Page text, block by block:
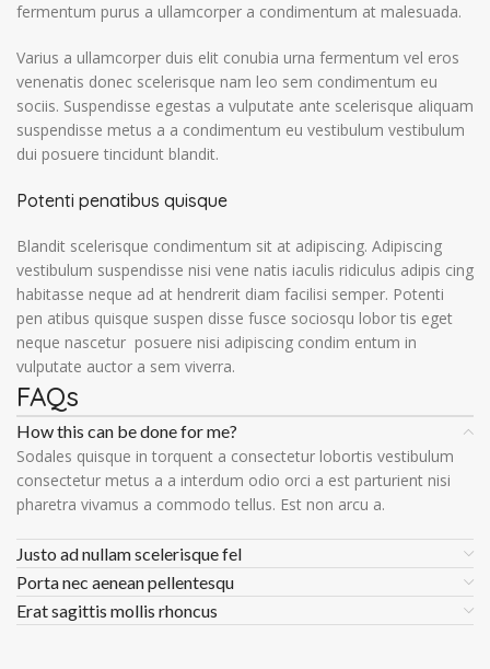
fermentum purus a ullamcorper a condimentum at malesuada.
Varius a ullamcorper duis elit conubia urna fermentum vel eros
venenatis donec scelerisque nam leo sem condimentum eu
sociis. Suspendisse egestas a vulputate ante scelerisque aliquam
suspendisse metus a a condimentum eu vestibulum vestibulum
dui posuere tincidunt blandit.
Potenti penatibus quisque
Blandit scelerisque condimentum sit at adipiscing. Adipiscing
vestibulum suspendisse nisi vene natis iaculis ridiculus adipis cing
habitasse neque ad at hendrerit diam facilisi semper. Potenti
pen atibus quisque suspen disse fusce sociosqu lobor tis eget
neque nascetur posuere nisi adipiscing condim entum in
vulputate auctor a sem viverra.
FAQs
How this can be done for me?
Sodales quisque in torquent a consectetur lobortis vestibulum
consectetur metus a a interdum odio orci a est parturient nisi
pharetra vivamus a commodo tellus. Est non arcu a.
Justo ad nullam scelerisque fel
Porta nec aenean pellentesqu
Erat sagittis mollis rhoncus